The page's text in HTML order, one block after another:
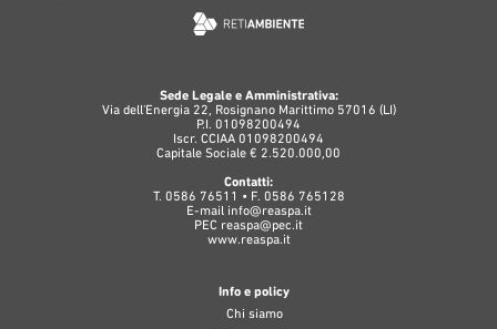
Sede Legale e Amministrativa:
Via dell'Energia 22, Rosignano Marittimo 57016 (LI)
P.I. 01098200494
Iscr. CCIAA 01098200494
Capitale Sociale € 2.520.000,00
Contatti:
T. 0586 76511 • F. 0586 765128
E-mail info@reaspa.it
PEC reaspa@pec.it
www.reaspa.it
Info e policy
Chi siamo